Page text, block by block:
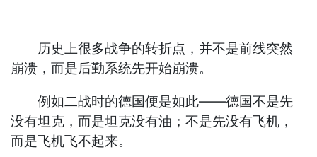
历史上很多战争的转折点，并不是前线突然
崩溃，而是后勤系统先开始崩溃。
例如二战时的德国便是如此——德国不是先
没有坦克，而是坦克没有油；不是先没有飞机，
而是飞机飞不起来。